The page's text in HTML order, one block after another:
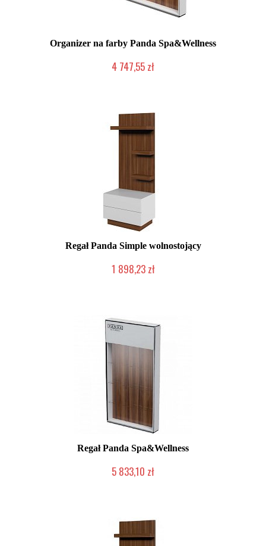
Organizer na farby Panda Spa&Wellness
4 747,55 zł
Regał Panda Simple wolnostojący
1 898,23 zł
Regał Panda Spa&Wellness
5 833,10 zł